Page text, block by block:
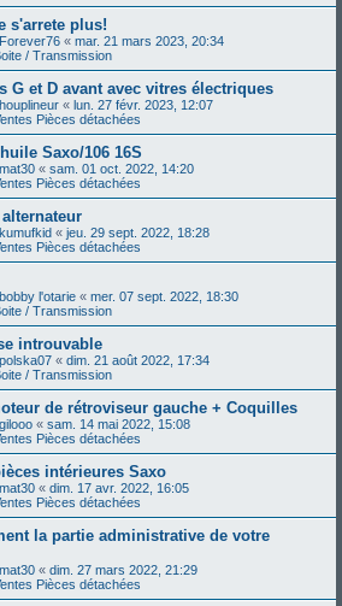
s'arrete plus!
Forever76 « mar. 21 mars 2023, 20:34
/ Transmission
G et D avant avec vitres électriques
houplineur « lun. 27 févr. 2023, 12:07
Pièces détachées
Saxo/106 16S
mat30 « sam. 01 oct. 2022, 14:20
Pièces détachées
kumufkid « jeu. 29 sept. 2022, 18:28
Pièces détachées
bobby l'otarie « mer. 07 sept. 2022, 18:30
/ Transmission
introuvable
polska07 « dim. 21 août 2022, 17:34
/ Transmission
de rétroviseur gauche + Coquilles
gilooo « sam. 14 mai 2022, 15:08
Pièces détachées
intérieures Saxo
mat30 « dim. 17 avr. 2022, 16:05
Pièces détachées
la partie administrative de votre
mat30 « dim. 27 mars 2022, 21:29
Pièces détachées